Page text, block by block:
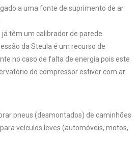
a uma fonte de suprimento de ar
têm um calibrador de parede
da Steula é um recurso de
no caso de falta de energia pois este
do compressor estiver com ar
pneus (desmontados) de caminhões
veículos leves (automóveis, motos,